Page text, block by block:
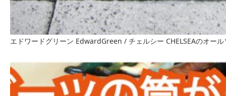
エドワードグリーン EdwardGreen / チェルシー CHELSEAのオー